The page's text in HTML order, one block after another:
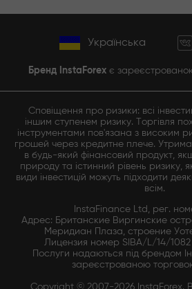
Українська
Бренд InstaForexє
Сповіщення про ризики: всі
іншим ступенем ризику. Торгівля
інструментами пов'язана з високим
грошей через кредитне плече.
в будь-який фінансовий продукт,
природу та істинний рівень ризику,
види інвестицій можуть підходити
всім.
InstaFinance Ltd, рег.
Адрес: Британские Виргинские
Меридиан Плаза, строение
Лицензия номер SIBA/L/14/
Послуги надаються під брендом
зареєстрованою
Copyright © 2007-2026 InstaForex.